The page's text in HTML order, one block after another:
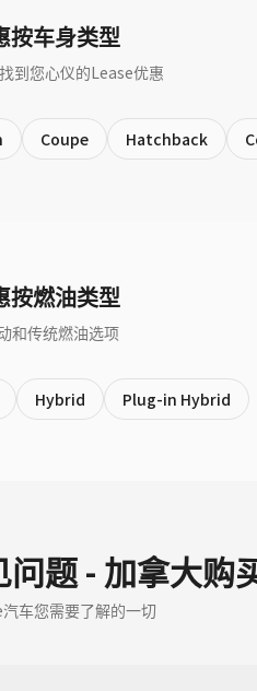
按车身类型
到您心仪的Lease优惠
Coupe Hatchback
按燃油类型
和传统燃油选项
Hybrid Plug-in Hybrid
题 - 加拿大购
车您需要了解的一切